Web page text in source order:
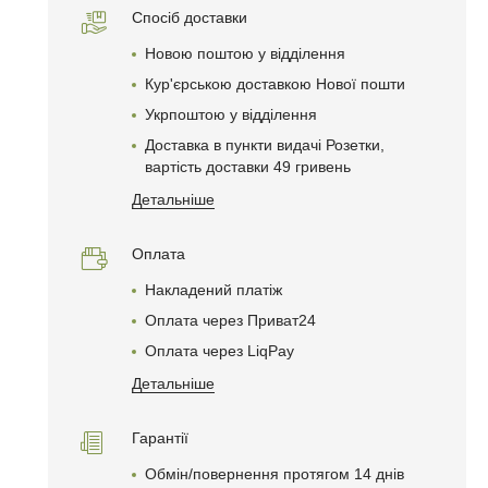
Спосіб доставки
Новою поштою у відділення
Кур'єрською доставкою Нової пошти
Укрпоштою у відділення
Доставка в пункти видачі Розетки,
вартість доставки 49 гривень
Детальніше
Оплата
Накладений платіж
Оплата через Приват24
Оплата через LiqPay
Детальніше
Гарантії
Обмін/повернення протягом 14 днів